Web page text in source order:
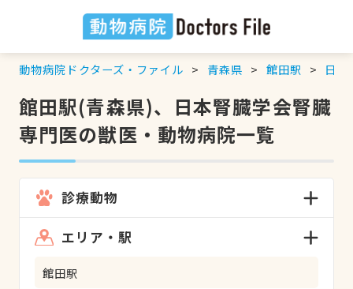
動物病院ドクターズ・ファイル 青森県 館田駅 日本
館田駅(青森県)、日本腎臓学会腎臓
専門医の獣医・動物病院一覧
診療動物
エリア・駅
館田駅